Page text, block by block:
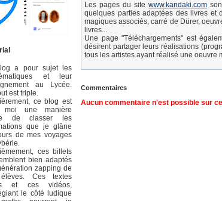
a pour sujet les
et leur
au Lycée.
est triple.
ce blog est
moi une manière
de classer les
que je glâne
de mes voyages
ces billets
bien adaptés
zapping de
Ces textes
et ces vidéos,
le côté ludique
Les pages du sitewww.kandaki.com
quelques parties adaptées des livres et
magiques associés, carré de Dürer,
livres...
Une page "Téléchargements" est
désirent partager leurs réalisations
tous les artistes ayant réalisé une oeuvre
Commentaires
Aucun commentaire n'est possible sur